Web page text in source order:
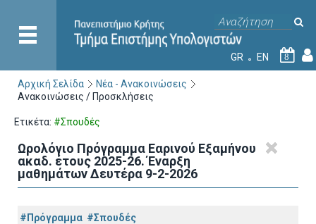
GR EN 8
Αρχική Σελίδα
Νέα - Ανακοινώσεις
Ανακοινώσεις / Προσκλήσεις
Ετικέτα: #Σπουδές
Ωρολόγιο Πρόγραμμα Εαρινού Εξαμήνου
ακαδ. έτους 2025-26. Έναρξη
μαθημάτων Δευτέρα 9-2-2026
#Πρόγραμμα #Σπουδές